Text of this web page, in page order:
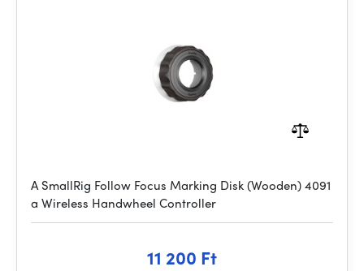
A SmallRig Follow Focus Marking Disk (Wooden) 4091
a Wireless Handwheel Controller
11 200 Ft